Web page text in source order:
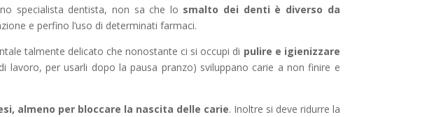
specialista dentista, non sa che lo smalto dei denti è diverso da
e perfino l’uso di determinati farmaci.
talmente delicato che nonostante ci si occupi di pulire e igienizzare
lavoro, per usarli dopo la pausa pranzo) sviluppano carie a non finire e
almeno per bloccare la nascita delle carie. Inoltre si deve ridurre la